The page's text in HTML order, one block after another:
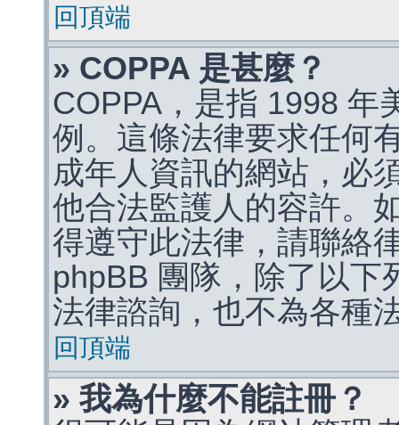
回頂端
» COPPA 是甚麼？
COPPA，是指 1998 年
例。這條法律要求任何
成年人資訊的網站，必
他合法監護人的容許。
得遵守此法律，請聯絡
phpBB 團隊，除了以下
法律諮詢，也不為各種
回頂端
» 我為什麼不能註冊？